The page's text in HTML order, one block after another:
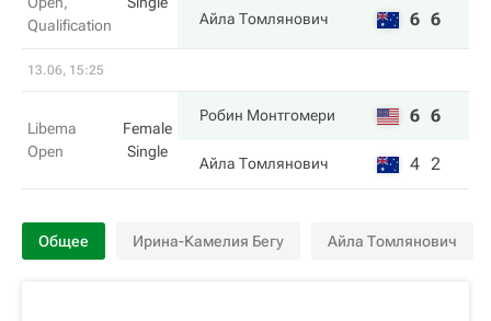
Qualification
Айла Томлянович
6 6
13.06, 15:25
Libema
Open
Female
Single
Робин Монтгомери 6 6
Айла Томлянович 4 2
Общее Ирина-Камелия Бегу Айла Томлянович